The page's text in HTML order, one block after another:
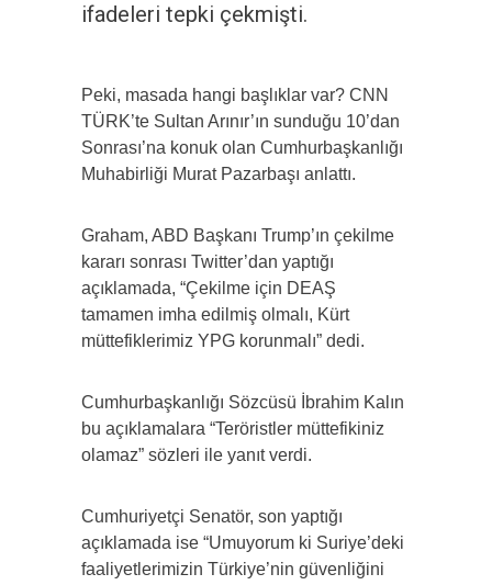
ifadeleri tepki çekmişti.
Peki, masada hangi başlıklar var? CNN
TÜRK’te Sultan Arınır’ın sunduğu 10’dan
Sonrası’na konuk olan Cumhurbaşkanlığı
Muhabirliği Murat Pazarbaşı anlattı.
Graham, ABD Başkanı Trump’ın çekilme
kararı sonrası Twitter’dan yaptığı
açıklamada, “Çekilme için DEAŞ
tamamen imha edilmiş olmalı, Kürt
müttefiklerimiz YPG korunmalı” dedi.
Cumhurbaşkanlığı Sözcüsü İbrahim Kalın
bu açıklamalara “Teröristler müttefikiniz
olamaz” sözleri ile yanıt verdi.
Cumhuriyetçi Senatör, son yaptığı
açıklamada ise “Umuyorum ki Suriye’deki
faaliyetlerimizin Türkiye’nin güvenliğini